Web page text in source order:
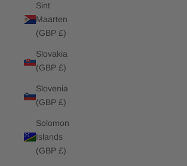
Sint
Maarten
(GBP £)
Slovakia
(GBP £)
Slovenia
(GBP £)
Solomon
Islands
(GBP £)